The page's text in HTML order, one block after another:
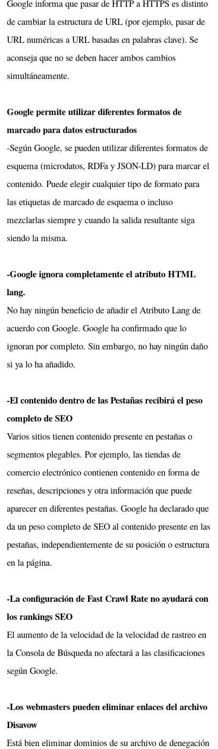
Google informa que pasar de HTTP a HTTPS es distinto
de cambiar la estructura de URL (por ejemplo, pasar de
URL numéricas a URL basadas en palabras clave). Se
aconseja que no se deben hacer ambos cambios
simultáneamente.
Google permite utilizar diferentes formatos de
marcado para datos estructurados
-Según Google, se pueden utilizar diferentes formatos de
esquema (microdatos, RDFa y JSON-LD) para marcar el
contenido. Puede elegir cualquier tipo de formato para
las etiquetas de marcado de esquema o incluso
mezclarlas siempre y cuando la salida resultante siga
siendo la misma.
-Google ignora completamente el atributo HTML
lang.
No hay ningún beneficio de añadir el Atributo Lang de
acuerdo con Google. Google ha confirmado que lo
ignoran por completo. Sin embargo, no hay ningún daño
si ya lo ha añadido.
-El contenido dentro de las Pestañas recibirá el peso
completo de SEO
Varios sitios tienen contenido presente en pestañas o
segmentos plegables. Por ejemplo, las tiendas de
comercio electrónico contienen contenido en forma de
reseñas, descripciones y otra información que puede
aparecer en diferentes pestañas. Google ha declarado que
da un peso completo de SEO al contenido presente en las
pestañas, independientemente de su posición o estructura
en la página.
-La configuración de Fast Crawl Rate no ayudará con
los rankings SEO
El aumento de la velocidad de la velocidad de rastreo en
la Consola de Búsqueda no afectará a las clasificaciones
según Google.
-Los webmasters pueden eliminar enlaces del archivo
Disavow
Está bien eliminar dominios de su archivo de denegación